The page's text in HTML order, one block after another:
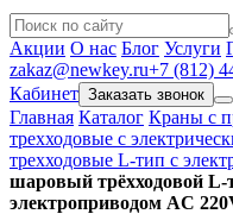
Акции О нас Блог Услуги
zakaz@newkey.ru+7 (812)
Кабинет Заказать звонок
Главная Каталог Краны с
трехходовые с
трехходовые L-тип с
шаровый трёхходовой L-
электроприводом AC